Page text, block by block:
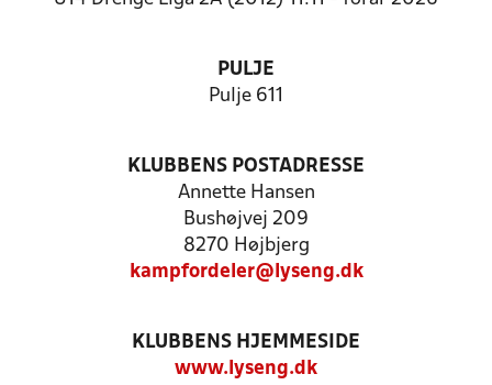
PULJE
Pulje 611
KLUBBENS POSTADRESSE
Annette Hansen
Bushøjvej 209
8270 Højbjerg
kampfordeler@lyseng.dk
KLUBBENS HJEMMESIDE
www.lyseng.dk